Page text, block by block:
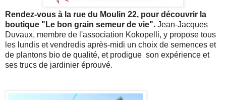
Rendez-vous à la rue du Moulin 22, pour découvrir la
boutique "Le bon grain semeur de vie". Jean-Jacques
Duvaux, membre de l'association Kokopelli, y propose tous
les lundis et vendredis après-midi un choix de semences et
de plantons bio de qualité, et prodigue son expérience et
ses trucs de jardinier éprouvé.